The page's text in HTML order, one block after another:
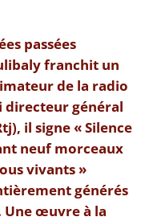
passées
franchit un
de la radio
directeur général
il signe « Silence
neuf morceaux
vivants »
générés
Une œuvre à la